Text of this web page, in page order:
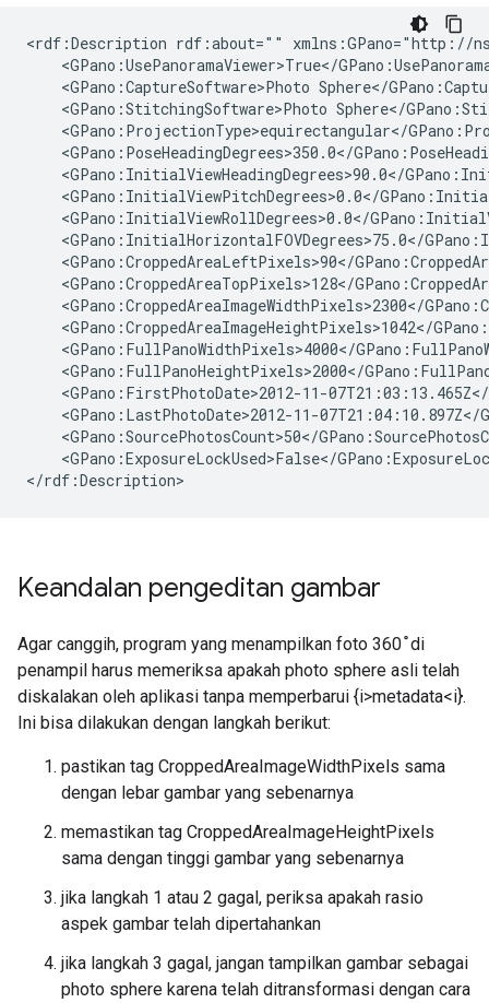
<rdf:Description rdf:about="" xmlns:GPano="http://
<GPano:UsePanoramaViewer>True</
<GPano:CaptureSoftware>Photo Sphere</
<GPano:StitchingSoftware>Photo Sphere</
<GPano:ProjectionType>equirectangular</
<GPano:PoseHeadingDegrees>350.0</
<GPano:InitialViewHeadingDegrees>90.0</
<GPano:InitialViewPitchDegrees>0.0</
<GPano:InitialViewRollDegrees>0.0</
<GPano:InitialHorizontalFOVDegrees>75.0</
<GPano:CroppedAreaLeftPixels>90</
<GPano:CroppedAreaTopPixels>128</
<GPano:CroppedAreaImageWidthPixels>2300</
<GPano:CroppedAreaImageHeightPixels>1042</
<GPano:FullPanoWidthPixels>4000</
<GPano:FullPanoHeightPixels>2000</
<GPano:FirstPhotoDate>2012-11-
<GPano:LastPhotoDate>2012-11-
<GPano:SourcePhotosCount>50</
<GPano:ExposureLockUsed>False</
</rdf:Description>
Keandalan pengeditan gambar
Agar canggih, program yang menampilkan foto 360 ̊ di
penampil harus memeriksa apakah photo sphere asli telah
diskalakan oleh aplikasi tanpa memperbarui {i>metadata<i}.
Ini bisa dilakukan dengan langkah berikut:
pastikan tag CroppedAreaImageWidthPixels sama
dengan lebar gambar yang sebenarnya
memastikan tag CroppedAreaImageHeightPixels
sama dengan tinggi gambar yang sebenarnya
jika langkah 1 atau 2 gagal, periksa apakah rasio
aspek gambar telah dipertahankan
jika langkah 3 gagal, jangan tampilkan gambar sebagai
photo sphere karena telah ditransformasi dengan cara